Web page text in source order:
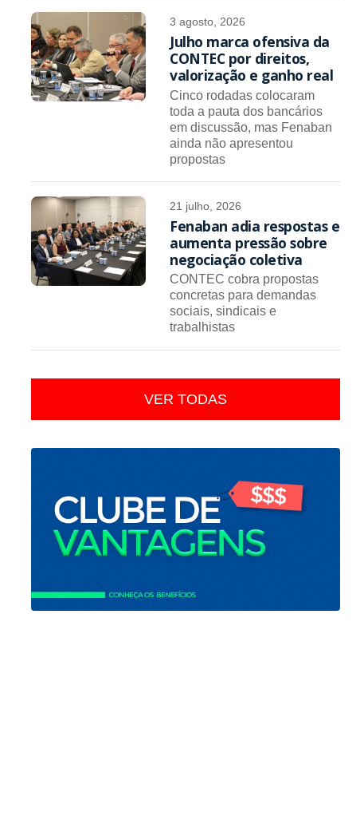
3 agosto, 2026
Julho marca ofensiva da
CONTEC por direitos,
valorização e ganho real
Cinco rodadas colocaram
toda a pauta dos bancários
em discussão, mas Fenaban
ainda não apresentou
propostas
21 julho, 2026
Fenaban adia respostas e
aumenta pressão sobre
negociação coletiva
CONTEC cobra propostas
concretas para demandas
sociais, sindicais e
trabalhistas
VER TODAS